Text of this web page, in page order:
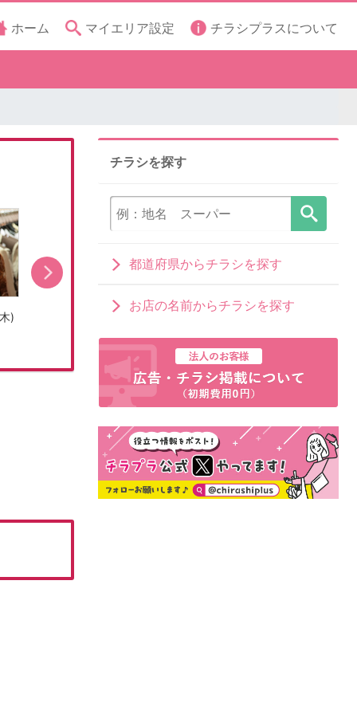
ホーム マイエリア設定 チラシプラスについて
) 売出し期間:8/5(水)〜8/9(日)
チラシを探す
都道府県からチラシを探す
お店の名前からチラシを探す